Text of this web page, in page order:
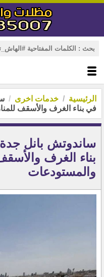
الرئيسية خدمات اخرى
في بناء الغرف والأسقف
ساندوتش بانل
بناء الغرف
والمستودعات